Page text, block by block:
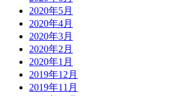
2020年5月
2020年4月
2020年3月
2020年2月
2020年1月
2019年12月
2019年11月